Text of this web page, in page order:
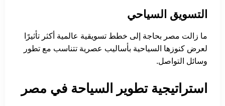
التسويق السياحي
ما زالت مصر بحاجة إلى خطط تسويقية عالمية أكثر تأثيرًا
لعرض كنوزها السياحية بأساليب عصرية تتناسب مع تطور
وسائل التواصل.
استراتيجية تطوير السياحة في مصر